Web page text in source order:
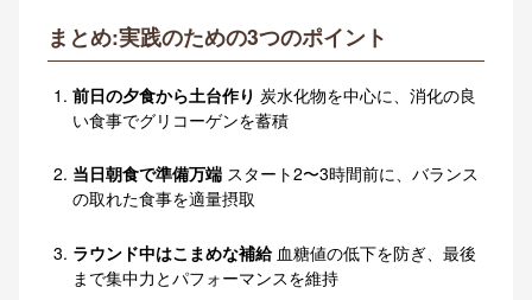
まとめ:実践のための3つのポイント
前日の夕食から土台作り 炭水化物を中心に、消化の良
い食事でグリコーゲンを蓄積
当日朝食で準備万端 スタート2〜3時間前に、バランス
の取れた食事を適量摂取
ラウンド中はこまめな補給血糖値の低下を防ぎ、最後
まで集中力とパフォーマンスを維持